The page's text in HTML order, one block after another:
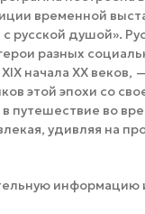
временной
русской душой».
разных
начала XX веков,
этой эпохи со
путешествие во
удивляя на
информацию